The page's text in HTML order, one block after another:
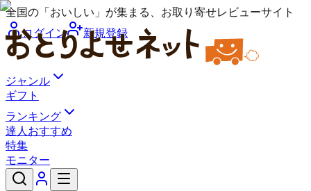
全国の「おいしい」が集まる、お取り寄せレビューサイト
ログイン
新規登録
ジャンル
ギフト
ランキング
達人おすすめ
特集
モニター